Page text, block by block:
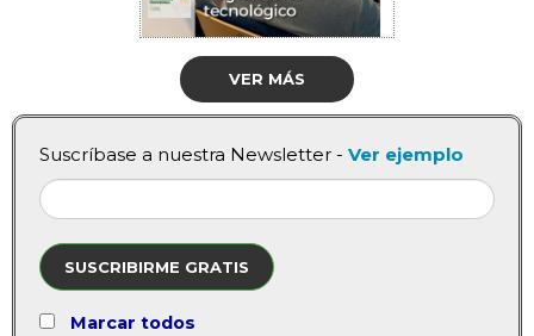
VER MÁS
Suscríbase a nuestra Newsletter - Ver ejemplo
SUSCRIBIRME GRATIS
Marcar todos